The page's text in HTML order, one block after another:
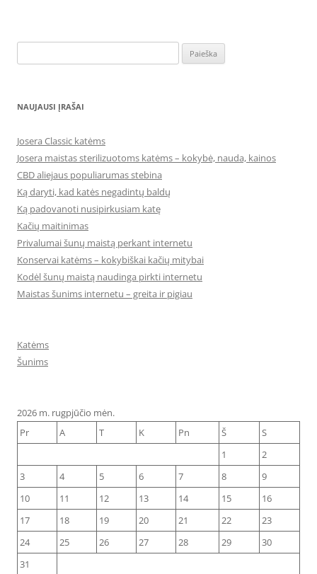
NAUJAUSI ĮRAŠAI
Josera Classic katėms
Josera maistas sterilizuotoms katėms – kokybė, nauda, kainos
CBD aliejaus populiarumas stebina
Ką daryti, kad katės negadintų baldų
Ką padovanoti nusipirkusiam katę
Kačių maitinimas
Privalumai šunų maistą perkant internetu
Konservai katėms – kokybiškai kačių mitybai
Kodėl šunų maistą naudinga pirkti internetu
Maistas šunims internetu – greita ir pigiau
Katėms
Šunims
2026 m. rugpjūčio mėn.
Pr
A T K Pn Š
S
1
2
3
4 5 6 7 8
9
10
11 12 13 14 15
16
17
18 19 20 21 22
23
24
25 26 27 28 29
30
31